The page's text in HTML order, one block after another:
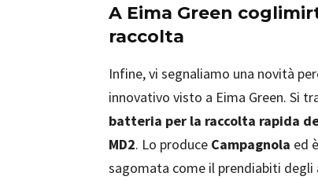
A Eima Green
raccolta
Infine, vi segnaliamo una novità
innovativo visto a Eima Green. Si
batteria per la raccolta rapida
MD2. Lo produce Campagnola ed
sagomata come il prendiabiti degli